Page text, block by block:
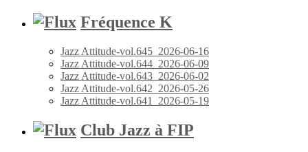
Fréquence K
Jazz Attitude-vol.645_2026-06-16
Jazz Attitude-vol.644_2026-06-09
Jazz Attitude-vol.643_2026-06-02
Jazz Attitude-vol.642_2026-05-26
Jazz Attitude-vol.641_2026-05-19
Club Jazz à FIP